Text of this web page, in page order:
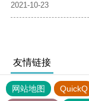
2021-10-23
友情链接
网站地图 QuickQ